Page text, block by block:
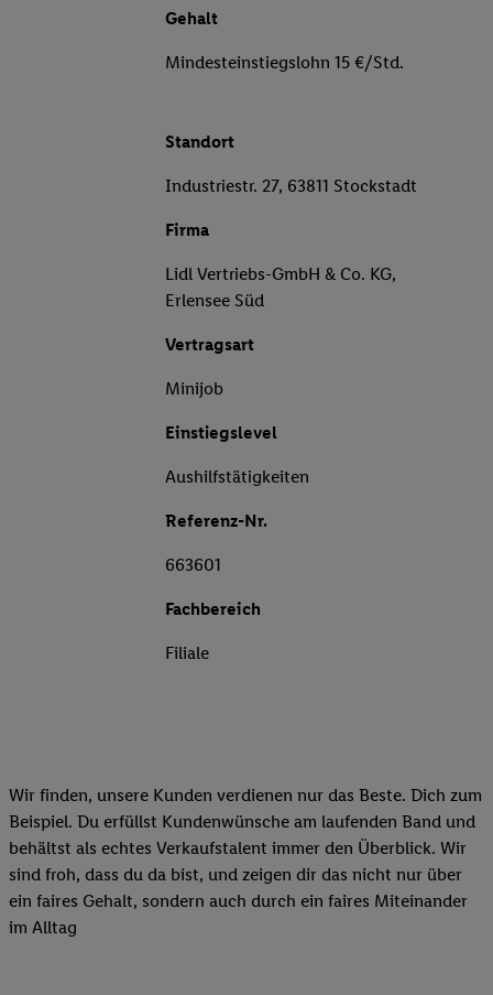
Gehalt
Mindesteinstiegslohn 15 €/Std.
Standort
Industriestr. 27, 63811 Stockstadt
Firma
Lidl Vertriebs-GmbH & Co. KG,
Erlensee Süd
Vertragsart
Minijob
Einstiegslevel
Aushilfstätigkeiten
Referenz-Nr.
663601
Fachbereich
Filiale
Wir finden, unsere Kunden verdienen nur das Beste. Dich zum
Beispiel. Du erfüllst Kundenwünsche am laufenden Band und
behältst als echtes Verkaufstalent immer den Überblick. Wir
sind froh, dass du da bist, und zeigen dir das nicht nur über
ein faires Gehalt, sondern auch durch ein faires Miteinander
im Alltag